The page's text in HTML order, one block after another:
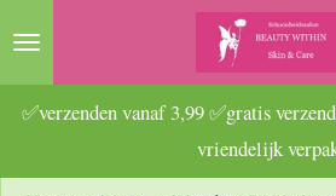
Ga
naar
hoofdinhoud
✅verzenden vanaf 3,99 ✅gratis
vriendelijk